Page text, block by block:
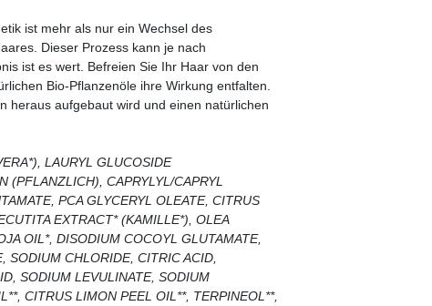
ist mehr als nur ein Wechsel des
Dieser Prozess kann je nach
ist es wert. Befreien Sie Ihr Haar von den
Bio-Pflanzenöle ihre Wirkung entfalten.
heraus aufgebaut wird und einen natürlichen
LAURYL GLUCOSIDE
(PFLANZLICH), CAPRYLYL/CAPRYL
PCA GLYCERYL OLEATE, CITRUS
EXTRACT* (KAMILLE*), OLEA
OIL*, DISODIUM COCOYL GLUTAMATE,
SODIUM CHLORIDE, CITRIC ACID,
SODIUM LEVULINATE, SODIUM
CITRUS LIMON PEEL OIL**, TERPINEOL**,